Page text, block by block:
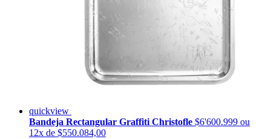
quickview
Bandeja Rectangular Graffiti Christofle $6'600.999 ou
12x de $550.084,00